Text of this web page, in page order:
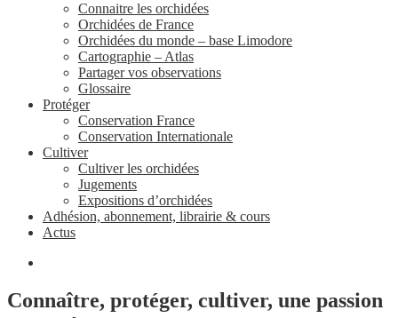
Connaitre les orchidées
Orchidées de France
Orchidées du monde – base Limodore
Cartographie – Atlas
Partager vos observations
Glossaire
Protéger
Conservation France
Conservation Internationale
Cultiver
Cultiver les orchidées
Jugements
Expositions d’orchidées
Adhésion, abonnement, librairie & cours
Actus
Connaître, protéger, cultiver, une passion